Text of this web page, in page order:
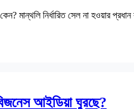
মান্থলি নির্ধারিত সেল না হওয়ার
আইডিয়া ঘুরছে?